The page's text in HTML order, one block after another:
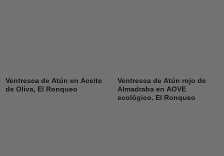
Ventresca de Atún en Aceite
de Oliva, El Ronqueo
Ventresca de Atún rojo de
Almadraba en AOVE
ecológico. El Ronqueo